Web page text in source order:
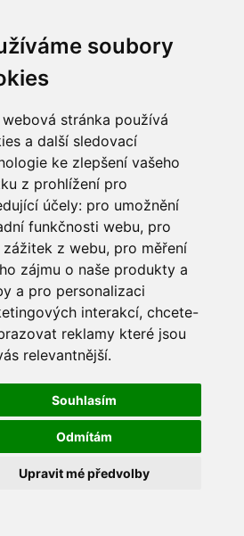
soubory
stránka používá
a další sledovací
ke zlepšení vašeho
z prohlížení pro
účely: pro umožnění
funkčnosti webu, pro
zážitek z webu, pro měření
zájmu o naše produkty a
a pro personalizaci
interakcí, chcete-
reklamy které jsou
relevantnější.
Souhlasím
Odmítám
Upravit mé předvolby
od společnosti SOTT.